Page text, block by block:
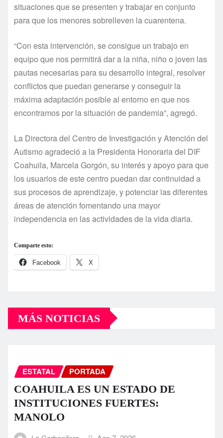
situaciones que se presenten y trabajar en conjunto
para que los menores sobrelleven la cuarentena.
“Con esta intervención, se consigue un trabajo en
equipo que nos permitirá dar a la niña, niño o joven las
pautas necesarias para su desarrollo integral, resolver
conflictos que puedan generarse y conseguir la
máxima adaptación posible al entorno en que nos
encontramos por la situación de pandemia”, agregó.
La Directora del Centro de Investigación y Atención del
Autismo agradeció a la Presidenta Honoraria del DIF
Coahuila, Marcela Gorgón, su interés y apoyo para que
los usuarios de este centro puedan dar continuidad a
sus procesos de aprendizaje, y potenciar las diferentes
áreas de atención fomentando una mayor
independencia en las actividades de la vida diaria.
Comparte esto:
Facebook X
MÁS NOTICIAS
ESTATAL PORTADA
COAHUILA ES UN ESTADO DE
INSTITUCIONES FUERTES:
MANOLO